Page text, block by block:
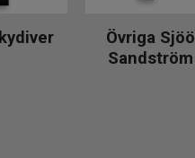
Övriga Sjöö
Sandström